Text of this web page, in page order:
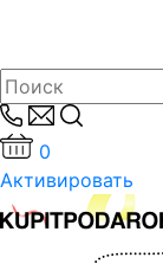
0
Активировать